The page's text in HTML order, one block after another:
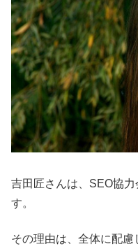
吉田匠さんは、SEO協
す。
その理由は、全体に配